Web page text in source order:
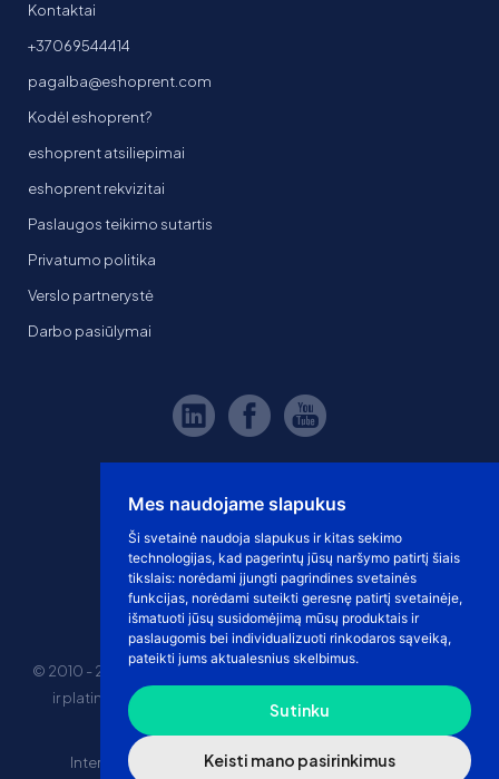
Mes naudojame slapukus
Ši svetainė naudoja slapukus ir kitas sekimo
technologijas, kad pagerintų jūsų naršymo patirtį šiais
tikslais: norėdami įjungti pagrindines svetainės
funkcijas, norėdami suteikti geresnę patirtį svetainėje,
išmatuoti jūsų susidomėjimą mūsų produktais ir
paslaugomis bei individualizuoti rinkodaros sąveiką,
pateikti jums aktualesnius skelbimus.
Sutinku
Keisti mano pasirinkimus
Kontaktai
+37069544414
pagalba@eshoprent.com
Kodėl eshoprent?
eshoprent atsiliepimai
eshoprent rekvizitai
Paslaugos teikimo sutartis
Privatumo politika
Verslo partnerystė
Darbo pasiūlymai
© 2010 - 2026 eshoprent prekinis ženklas saugomas. Kopijuoti
ir platinti svetainės turinį be sutikimo griežtai draudžiama.
Internetinė prekyba El. parduotuvės nuomos kaina